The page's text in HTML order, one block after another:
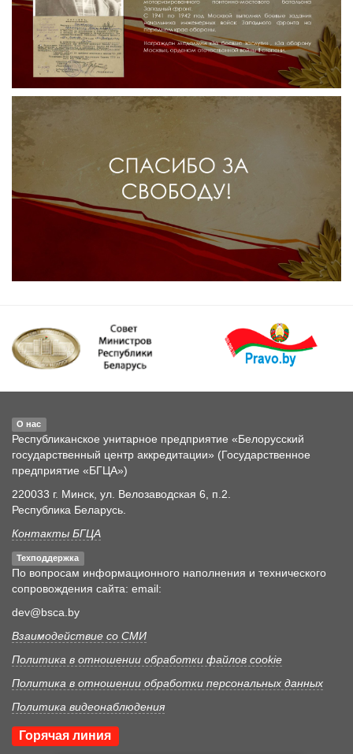
О нас
Республиканское унитарное предприятие «Белорусский
государственный центр аккредитации» (Государственное
предприятие «БГЦА»)
220033 г. Минск, ул. Велозаводская 6, п.2.
Республика Беларусь.
Контакты БГЦА
Техподдержка
По вопросам информационного наполнения и технического
сопровождения сайта: email:
dev@bsca.by
Взаимодействие со СМИ
Политика в отношении обработки файлов cookie
Политика в отношении обработки персональных данных
Политика видеонаблюдения
Горячая линия